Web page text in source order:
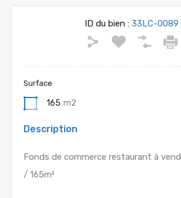
ID du bien : 33LC-0089
Surface
165 m2
Description
Fonds de commerce restaurant à
/ 165m²